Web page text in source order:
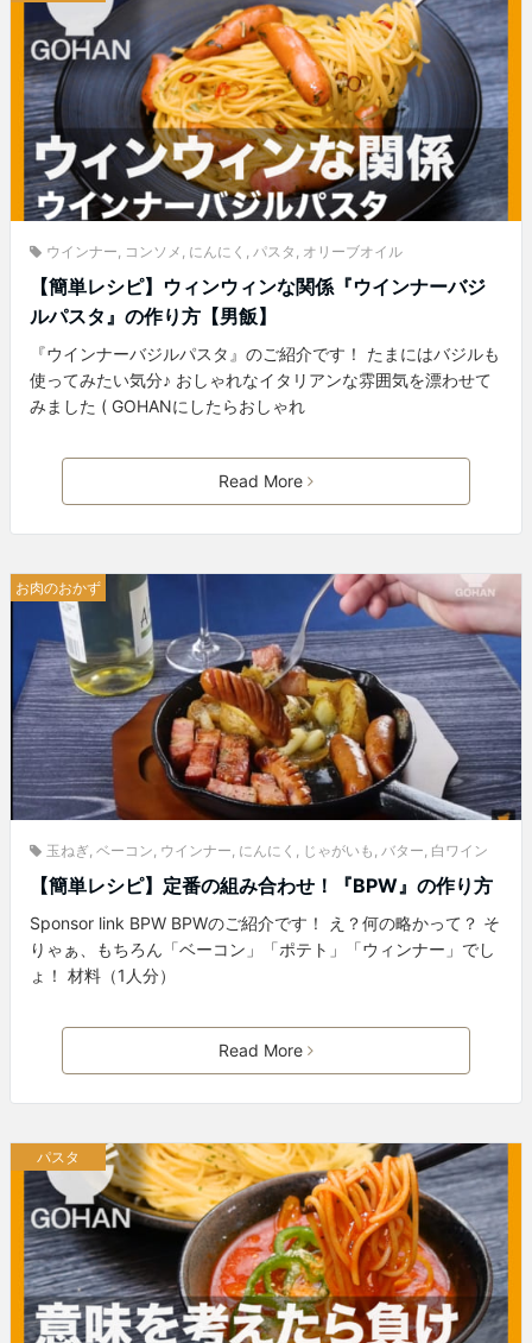
ウインナー, コンソメ , にんにく , パスタ , オリーブオイル
【簡単レシピ】ウィンウィンな関係『ウインナーバジ
ルパスタ』の作り方【男飯】
『ウインナーバジルパスタ』のご紹介です！ たまにはバジルも
使ってみたい気分♪ おしゃれなイタリアンな雰囲気を漂わせて
みました ( GOHANにしたらおしゃれ
Read More
お肉のおかず
玉ねぎ, ベーコン, ウインナー, にんにく , じゃがいも , バター, 白ワイン
【簡単レシピ】定番の組み合わせ！『BPW』の作り方
Sponsor link BPW BPWのご紹介です！ え？何の略かって？ そ
りゃぁ、もちろん「ベーコン」「ポテト」「ウィンナー」でし
ょ！ 材料（1人分）
Read More
パスタ